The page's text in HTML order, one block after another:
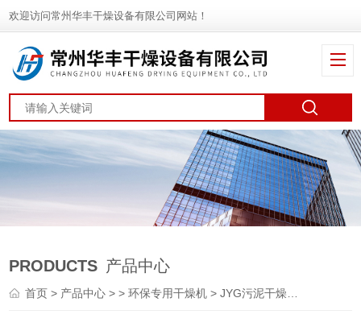
欢迎访问常州华丰干燥设备有限公司网站！
PRODUCTS 产品中心
首页> 产品中心 > >环保专用干燥机 > JYG污泥干燥机 真空干燥机